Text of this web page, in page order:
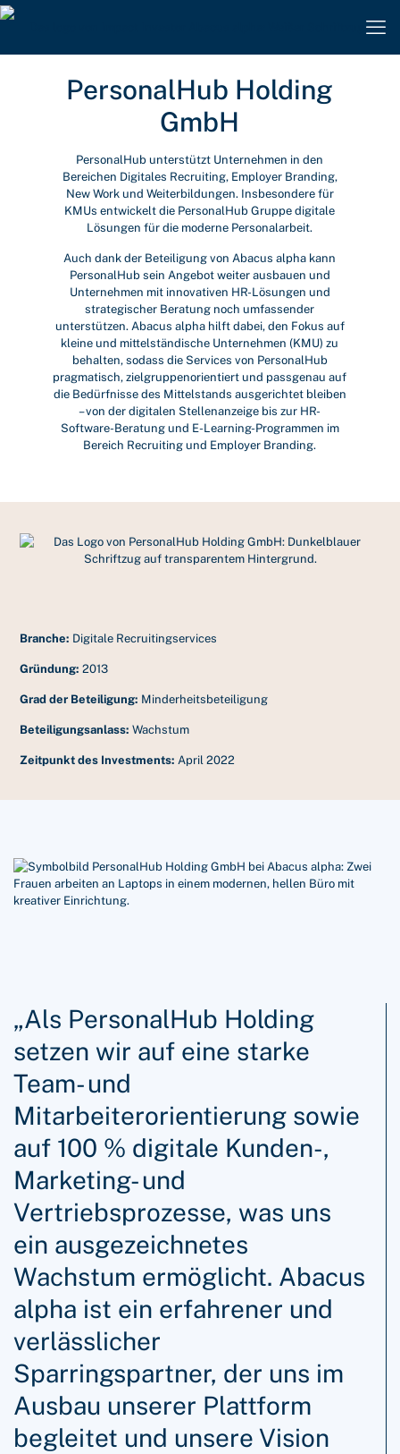
PersonalHub Holding
GmbH
PersonalHub unterstützt Unternehmen in den
Bereichen Digitales Recruiting, Employer Branding,
New Work und Weiterbildungen. Insbesondere für
KMUs entwickelt die PersonalHub Gruppe digitale
Lösungen für die moderne Personalarbeit.
Auch dank der Beteiligung von Abacus alpha kann
PersonalHub sein Angebot weiter ausbauen und
Unternehmen mit innovativen HR-Lösungen und
strategischer Beratung noch umfassender
unterstützen. Abacus alpha hilft dabei, den Fokus auf
kleine und mittelständische Unternehmen (KMU) zu
behalten, sodass die Services von PersonalHub
pragmatisch, zielgruppenorientiert und passgenau auf
die Bedürfnisse des Mittelstands ausgerichtet bleiben
– von der digitalen Stellenanzeige bis zur HR-
Software-Beratung und E-Learning-Programmen im
Bereich Recruiting und Employer Branding.
Branche: Digitale Recruitingservices
Gründung:2013
Grad der Beteiligung: Minderheitsbeteiligung
Beteiligungsanlass: Wachstum
Zeitpunkt des Investments:April 2022
„Als PersonalHub Holding
setzen wir auf eine starke
Team- und
Mitarbeiterorientierung sowie
auf 100 % digitale Kunden-,
Marketing- und
Vertriebsprozesse, was uns
ein ausgezeichnetes
Wachstum ermöglicht. Abacus
alpha ist ein erfahrener und
verlässlicher
Sparringspartner, der uns im
Ausbau unserer Plattform
begleitet und unsere Vision